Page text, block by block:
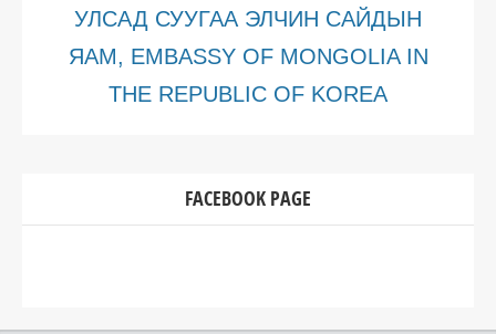
УЛСАД СУУГАА ЭЛЧИН САЙДЫН
ЯАМ, EMBASSY OF MONGOLIA IN
THE REPUBLIC OF KOREA
FACEBOOK PAGE